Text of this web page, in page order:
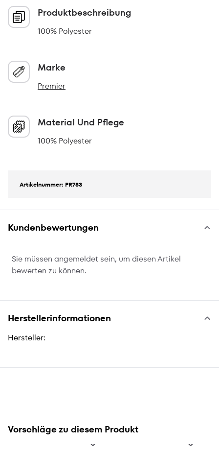
Produktbeschreibung
100% Polyester
Marke
Premier
Material Und Pflege
100% Polyester
Artikelnummer: PR783
Kundenbewertungen
Sie müssen angemeldet sein, um diesen Artikel
bewerten zu können.
Herstellerinformationen
Hersteller:
Vorschläge zu diesem Produkt